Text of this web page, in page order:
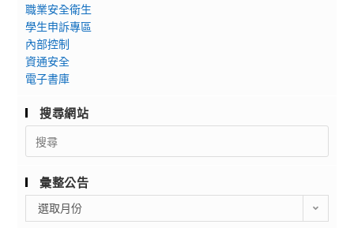
職業安全衛生
學生申訴專區
內部控制
資通安全
電子書庫
搜尋網站
Search
for:
彙整公告
整
選取月份